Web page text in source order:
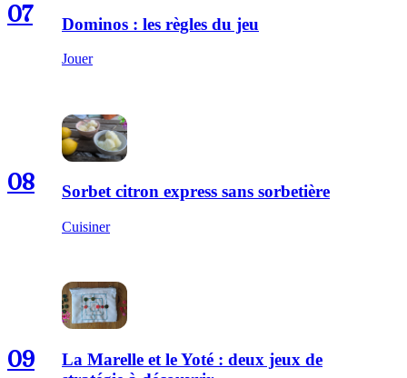
07 Dominos : les règles du jeu
Jouer
08 Sorbet citron express sans sorbetière
Cuisiner
09
La Marelle et le Yoté : deux jeux de